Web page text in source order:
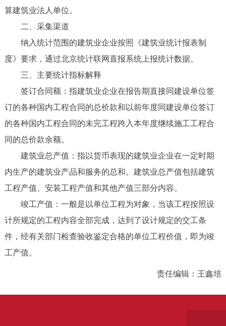
算建筑业法人单位。
二、采集渠道
纳入统计范围的建筑业企业按照《建筑业统计报表制
度》要求，通过北京统计联网直报系统上报统计数据。
三、主要统计指标解释
签订合同额：指建筑业企业在报告期直接同建设单位签
订的各种国内工程合同的总价款和以前年度同建设单位签订
的各种国内工程合同的未完工程跨入本年度继续施工工程合
同的总价款余额。
建筑业总产值：指以货币表现的建筑业企业在一定时期
内生产的建筑业产品和服务的总和。建筑业总产值包括建筑
工程产值、安装工程产值和其他产值三部分内容。
竣工产值：一般是以单位工程为对象，当该工程按照设
计所规定的工程内容全部完成，达到了设计规定的交工条
件，经有关部门检查验收鉴定合格的单位工程价值，即为竣
工产值。
责任编辑：王鑫培